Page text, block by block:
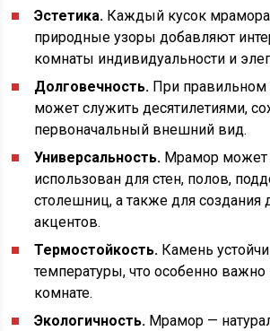
Эстетика. Каждый кусок мрамора
природные узоры добавляют
комнаты индивидуальности и
Долговечность. При
может служить десятилетиями,
первоначальный внешний вид.
Универсальность. Мрамор может
использован для стен, полов,
столешниц, а также для создания
акцентов.
Термостойкость. Камень
температуры, что особенно
комнате.
Экологичность. Мрамор —